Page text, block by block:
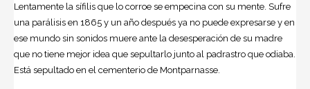
Lentamente la sífilis que lo corroe se empecina con su mente. Sufre
una parálisis en 1865 y un año después ya no puede expresarse y en
ese mundo sin sonidos muere ante la desesperación de su madre
que no tiene mejor idea que sepultarlo junto al padrastro que odiaba.
Está sepultado en el cementerio de Montparnasse.